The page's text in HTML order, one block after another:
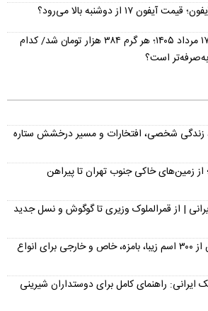
۱۷ از دوشنبه بالا می‌رود؟
قیمت نقره امروز شنبه ۱۷ مرداد ۱۴۰۵؛ هر گرم ۳۸۴ هزار تومان شد/ کدام
است؟
زندگی شخصی، افتخارات و مسیر درخشش ستاره
از زمین‌های خاکی جنوب تهران تا پیراهن
| از قمرالملوک وزیری تا گوگوش و نسل جدید
اسم برای طوطی | بیش از ۳۰۰ اسم زیبا، بامزه، خاص و خارجی برای انواع
راهنمای کامل برای دوستداران شیرینی